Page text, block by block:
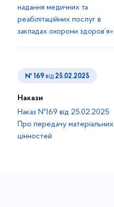
надання медичних та
реабілітаційних послуг в
закладах охорони здоров’я»
№ 169 від 25.02.2025
Накази
Наказ №169 від 25.02.2025
Про передачу матеріальних
цінностей